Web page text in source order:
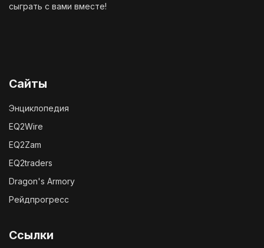
сыграть с вами вместе!
Сайты
Энциклопедия
EQ2Wire
EQ2Zam
EQ2traders
Dragon's Armory
Рейдпрогресс
Ссылки